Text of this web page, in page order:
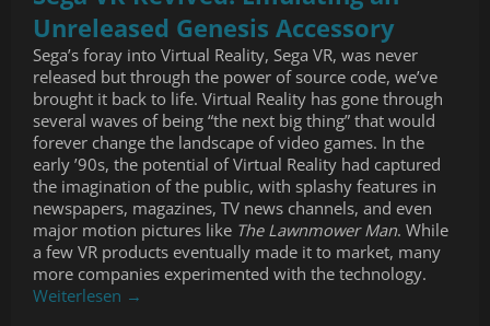
Unreleased Genesis Accessory
Sega’s foray into Virtual Reality, Sega VR, was never
released but through the power of source code, we’ve
brought it back to life. Virtual Reality has gone through
several waves of being “the next big thing” that would
forever change the landscape of video games. In the
early ’90s, the potential of Virtual Reality had captured
the imagination of the public, with splashy features in
newspapers, magazines, TV news channels, and even
major motion pictures like The Lawnmower Man. While
a few VR products eventually made it to market, many
more companies experimented with the technology.
Weiterlesen →